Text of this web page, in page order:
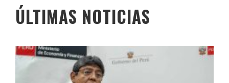
ÚLTIMAS NOTICIAS